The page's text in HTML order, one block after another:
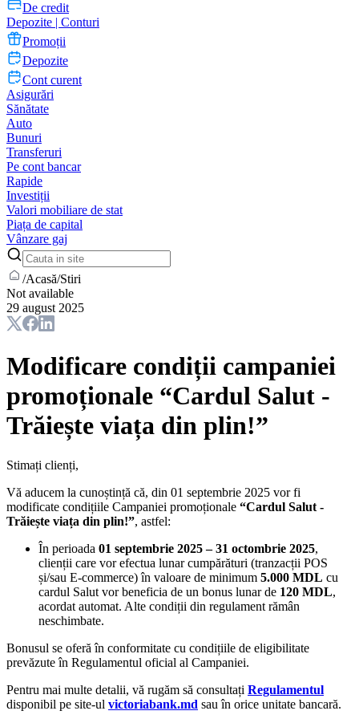
De credit
Depozite | Conturi
Promoții
Depozite
Cont curent
Asigurări
Sănătate
Auto
Bunuri
Transferuri
Pe cont bancar
Rapide
Investiții
Valori mobiliare de stat
Piața de capital
Vânzare gaj
/Acasă/Stiri
Not available
29 august 2025
Modificare condiții campaniei
promoționale “Cardul Salut -
Trăiește viața din plin!”
Stimați clienți,
Vă aducem la cunoștință că, din 01 septembrie 2025 vor fi
modificate condițiile Campaniei promoționale “Cardul Salut -
Trăiește viața din plin!”, astfel:
În perioada 01 septembrie 2025 – 31 octombrie 2025,
clienții care vor efectua lunar cumpărături (tranzacții POS
și/sau E-commerce) în valoare de minimum 5.000 MDL cu
cardul Salut vor beneficia de un bonus lunar de 120 MDL,
acordat automat. Alte condiții din regulament rămân
neschimbate.
Bonusul se oferă în conformitate cu condițiile de eligibilitate
prevăzute în Regulamentul oficial al Campaniei.
Pentru mai multe detalii, vă rugăm să consultați Regulamentul
disponibil pe site-ul victoriabank.md sau în orice unitate bancară.